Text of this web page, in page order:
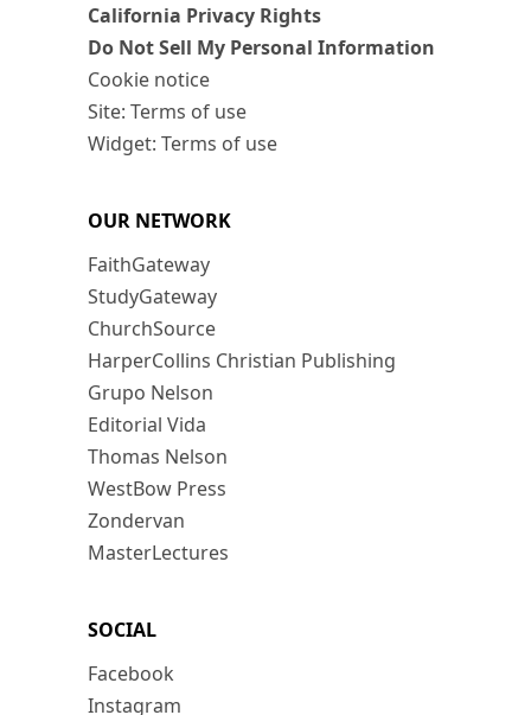
California Privacy Rights
Do Not Sell My Personal Information
Cookie notice
Site: Terms of use
Widget: Terms of use
OUR NETWORK
FaithGateway
StudyGateway
ChurchSource
HarperCollins Christian Publishing
Grupo Nelson
Editorial Vida
Thomas Nelson
WestBow Press
Zondervan
MasterLectures
SOCIAL
Facebook
Instagram